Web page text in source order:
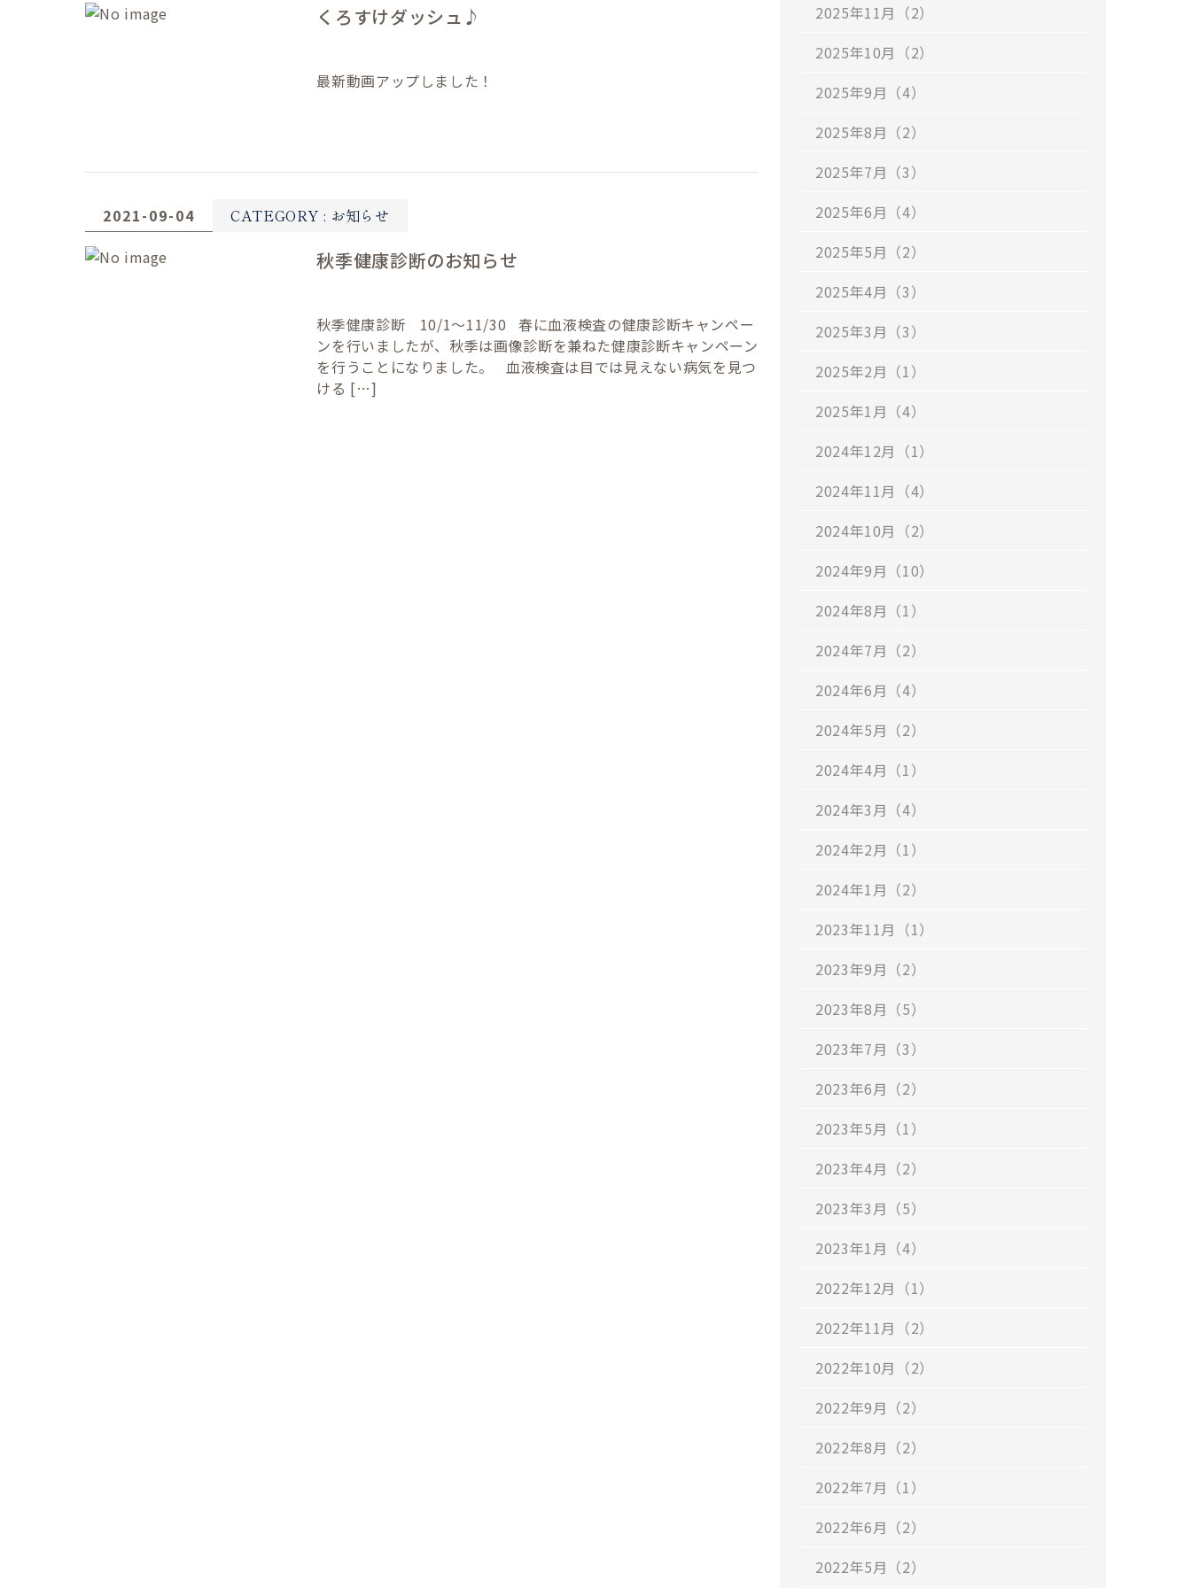
くろすけダッシュ♪
最新動画アップしました！
2021-09-04 CATEGORY : お知らせ
秋季健康診断のお知らせ
秋季健康診断 10/1～11/30 春に血液検査の健康診断キャンペー
ンを行いましたが、秋季は画像診断を兼ねた健康診断キャンペーン
を行うことになりました。 血液検査は目では見えない病気を見つ
ける […]
2025年11月（2）
2025年10月（2）
2025年9月（4）
2025年8月（2）
2025年7月（3）
2025年6月（4）
2025年5月（2）
2025年4月（3）
2025年3月（3）
2025年2月（1）
2025年1月（4）
2024年12月（1）
2024年11月（4）
2024年10月（2）
2024年9月（10）
2024年8月（1）
2024年7月（2）
2024年6月（4）
2024年5月（2）
2024年4月（1）
2024年3月（4）
2024年2月（1）
2024年1月（2）
2023年11月（1）
2023年9月（2）
2023年8月（5）
2023年7月（3）
2023年6月（2）
2023年5月（1）
2023年4月（2）
2023年3月（5）
2023年1月（4）
2022年12月（1）
2022年11月（2）
2022年10月（2）
2022年9月（2）
2022年8月（2）
2022年7月（1）
2022年6月（2）
2022年5月（2）